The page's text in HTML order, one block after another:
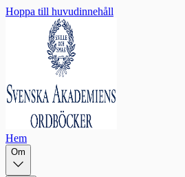
Hoppa till huvudinnehåll
Hem
Om